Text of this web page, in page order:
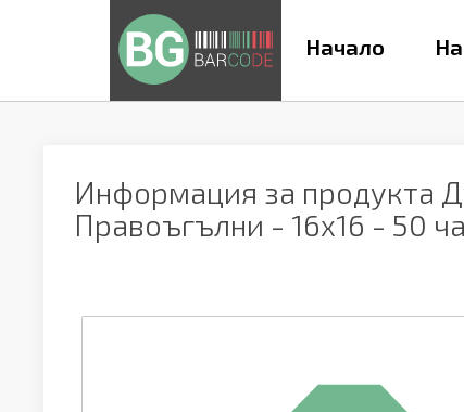
Начало
Информация за продукта
Правоъгълни - 16х16 - 50